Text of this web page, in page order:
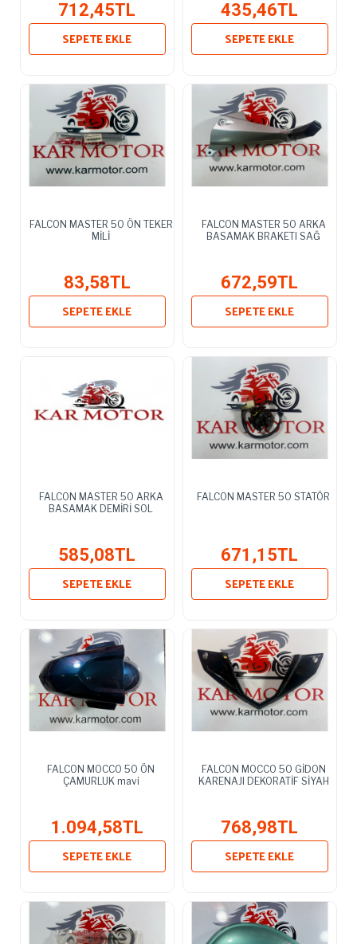
712,45TL
SEPETE EKLE
435,46TL
SEPETE EKLE
FALCON MASTER 50 ÖN TEKER
MİLİ
83,58TL
SEPETE EKLE
FALCON MASTER 50 ARKA
BASAMAK BRAKETI SAĞ
672,59TL
SEPETE EKLE
FALCON MASTER 50 ARKA
BASAMAK DEMİRİ SOL
585,08TL
SEPETE EKLE
FALCON MASTER 50 STATÖR
671,15TL
SEPETE EKLE
FALCON MOCCO 50 ÖN
ÇAMURLUK mavi
1.094,58TL
SEPETE EKLE
FALCON MOCCO 50 GİDON
KARENAJI DEKORATİF SİYAH
768,98TL
SEPETE EKLE